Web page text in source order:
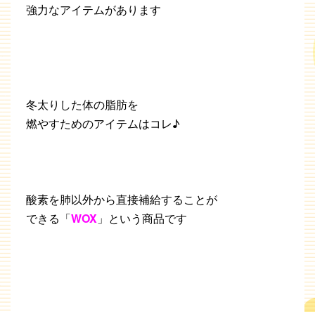
強力なアイテムがあります
冬太りした体の脂肪を
燃やすためのアイテムはコレ♪
酸素を肺以外から直接補給することが
できる「WOX 」という商品です